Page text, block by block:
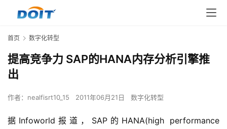
首页 数字化转型
提高竞争力 SAP的HANA内存分析引擎推
出
作者： nealfisrt10_15 2011年06月21日 数字化转型
据Infoworld报道，SAP的HANA(high performance